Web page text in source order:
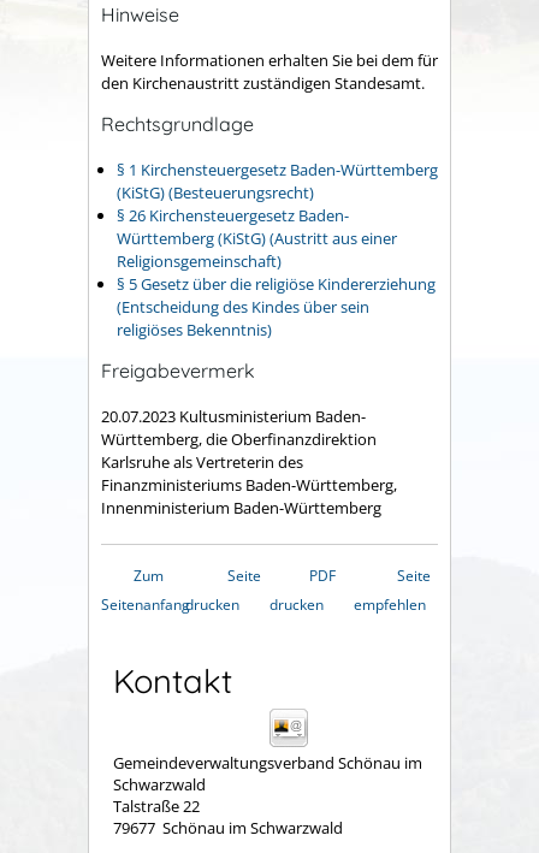
Hinweise
Weitere Informationen erhalten Sie bei dem für
den Kirchenaustritt zuständigen Standesamt.
Rechtsgrundlage
§ 1 Kirchensteuergesetz Baden-Württemberg
(KiStG) (Besteuerungsrecht)
§ 26 Kirchensteuergesetz Baden-
Württemberg (KiStG) (Austritt aus einer
Religionsgemeinschaft)
§ 5 Gesetz über die religiöse Kindererziehung
(Entscheidung des Kindes über sein
religiöses Bekenntnis)
Freigabevermerk
20.07.2023 Kultusministerium Baden-
Württemberg, die Oberfinanzdirektion
Karlsruhe als Vertreterin des
Finanzministeriums Baden-Württemberg,
Innenministerium Baden-Württemberg
Zum
Seitenanfang
Seite
drucken
PDF
drucken
Seite
empfehlen
Kontakt
Gemeindeverwaltungsverband Schönau im
Schwarzwald
Talstraße 22
79677 Schönau im Schwarzwald